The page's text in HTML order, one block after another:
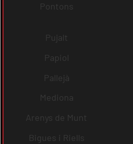
Pontons
Pujalt
Papiol
Pallejà
Mediona
Arenys de Munt
Bigues i Riells